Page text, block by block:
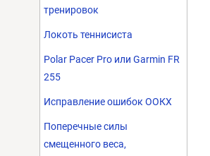
тренировок
Локоть теннисиста
Polar Pacer Pro или Garmin FR
255
Исправление ошибок ООКХ
Поперечные силы
смещенного веса,